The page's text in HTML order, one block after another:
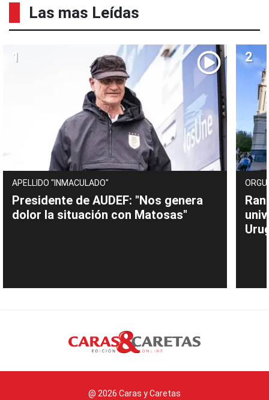
Las mas Leídas
APELLIDO "INMACULADO"
Presidente de AUDEF: "Nos genera
dolor la situación con Matosas"
@ 2026 Caras y Caretas